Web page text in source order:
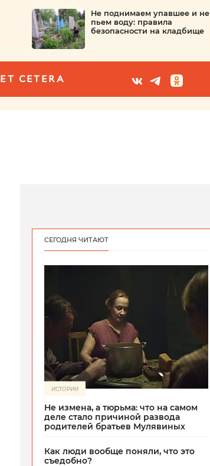
Не поднимаем упавшее и не
пьем воду: правила
безопасности на кладбище
ET CETERA
СЕГОДНЯ ЧИТАЮТ
ИСТОРИИ
Не измена, а тюрьма: что на самом
деле стало причиной развода
родителей братьев Мулявиных
Как люди вообще поняли, что это
съедобно?